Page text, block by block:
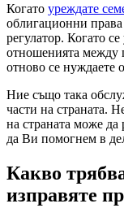
Когато уреждате
облигационни
регулатор. Когато
отношенията между
отново се нуждаете
Ние също така
части на страната.
на страната може да
да Ви помогнем в
Какво
изправяте